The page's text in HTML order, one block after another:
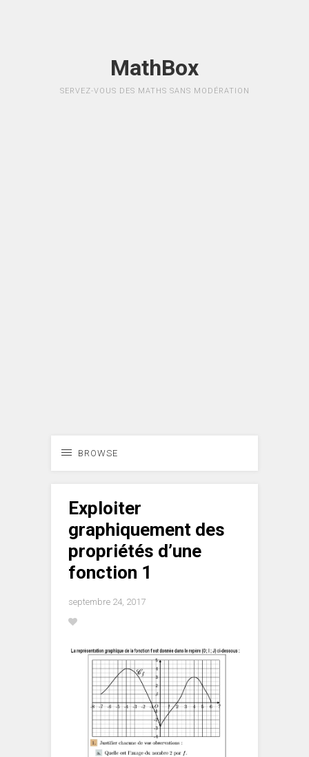
MathBox
SERVEZ-VOUS DES MATHS SANS MODÉRATION
BROWSE
Exploiter
graphiquement des
propriétés d’une
fonction 1
septembre 24, 2017